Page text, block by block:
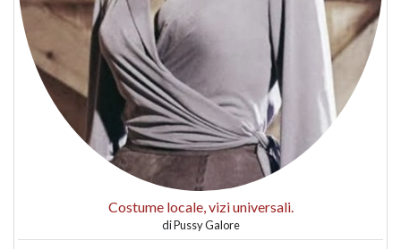
Costume locale, vizi universali.
diPussy Galore